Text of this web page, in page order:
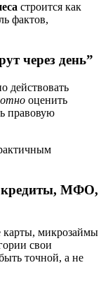
строится как
фактов,
через день”
действовать
оценить
правовую
кредиты, МФО,
карты, микрозаймы
свои
точной, а не